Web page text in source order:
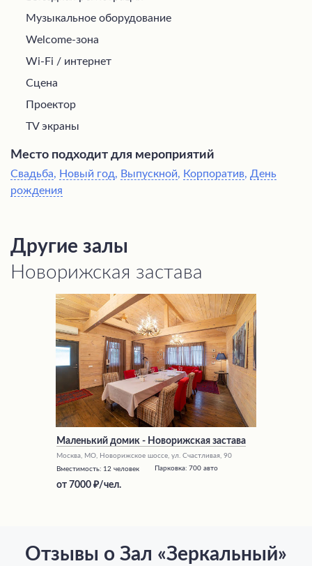
Музыкальное оборудование
Welcome-зона
Wi-Fi / интернет
Сцена
Проектор
TV экраны
Место подходит для мероприятий
Свадьба, Новый год, Выпускной, Корпоратив, День
рождения
Другие залы
Новорижская застава
Маленький домик - Новорижская застава
Москва, МО, Новорижское шоссе, ул. Счастливая, 90
Вместимость: 12 человек Парковка: 700 авто
от 7000 /чел.
Отзывы о Зал «Зеркальный»